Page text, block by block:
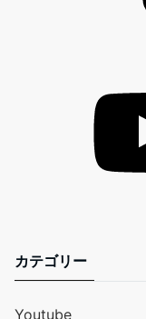
カテゴリー
Youtube